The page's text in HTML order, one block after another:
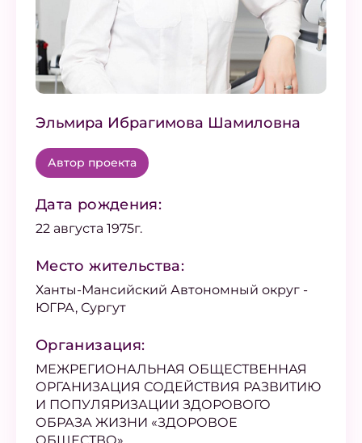
Эльмира Ибрагимова Шамиловна
Автор проекта
Дата рождения:
22 августа 1975г.
Место жительства:
Ханты-Мансийский Автономный округ -
ЮГРА, Сургут
Организация:
МЕЖРЕГИОНАЛЬНАЯ ОБЩЕСТВЕННАЯ
ОРГАНИЗАЦИЯ СОДЕЙСТВИЯ РАЗВИТИЮ
И ПОПУЛЯРИЗАЦИИ ЗДОРОВОГО
ОБРАЗА ЖИЗНИ «ЗДОРОВОЕ